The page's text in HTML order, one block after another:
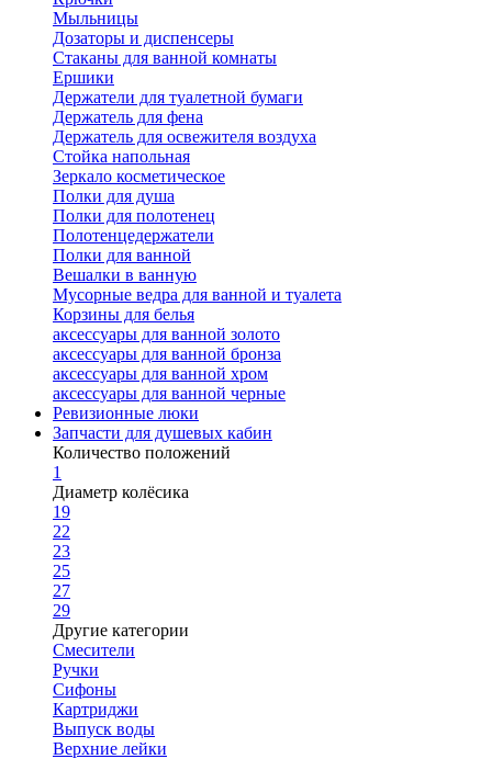
Мыльницы
Дозаторы и диспенсеры
Стаканы для ванной комнаты
Ершики
Держатели для туалетной бумаги
Держатель для фена
Держатель для освежителя воздуха
Стойка напольная
Зеркало косметическое
Полки для душа
Полки для полотенец
Полотенцедержатели
Полки для ванной
Вешалки в ванную
Мусорные ведра для ванной и туалета
Корзины для белья
аксессуары для ванной золото
аксессуары для ванной бронза
аксессуары для ванной хром
аксессуары для ванной черные
Ревизионные люки
Запчасти для душевых кабин
Количество положений
1
Диаметр колёсика
19
22
23
25
27
29
Другие категории
Смесители
Ручки
Сифоны
Картриджи
Выпуск воды
Верхние лейки